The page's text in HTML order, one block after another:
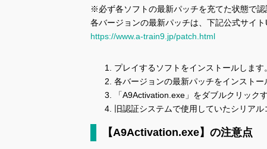
※必ず各ソフトの最新パッチを充てた状態で認
各バージョンの最新パッチは、下記公式サイ
https://www.a-train9.jp/patch.html
プレイするソフトをインストールします。
各バージョンの最新パッチをインストー
「A9Activation.exe」をダブルクリック
旧認証システムで使用していたシリア
【A9Activation.exe】の注意点